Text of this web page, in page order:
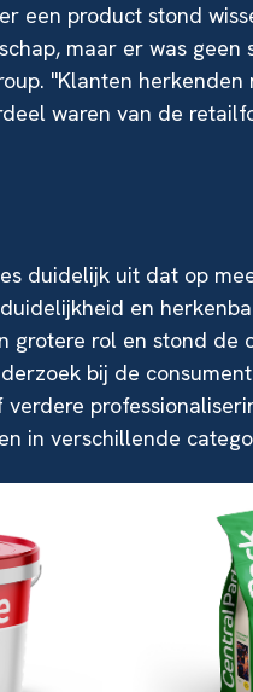
een product stond
maar er was geen
"Klanten
waren van de
duidelijk uit dat op
en
grotere rol en stond de
bij de
in verschillende